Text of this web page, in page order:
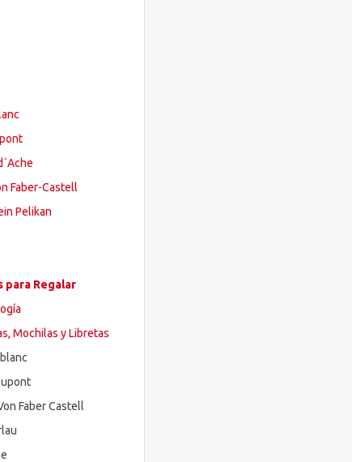
Faber-Castell
Pelikan
para Regalar
Mochilas y Libretas
Faber Castell